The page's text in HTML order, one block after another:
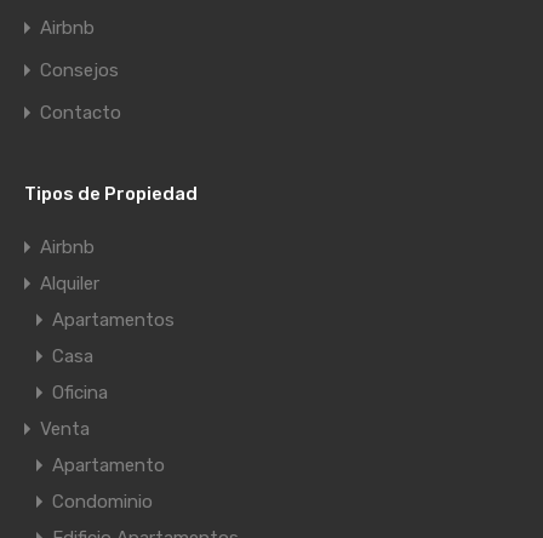
Airbnb
Consejos
Contacto
Tipos de Propiedad
Airbnb
Alquiler
Apartamentos
Casa
Oficina
Venta
Apartamento
Condominio